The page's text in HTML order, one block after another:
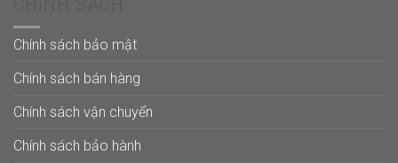
Chính sách bảo mật
Chính sách bán hàng
Chính sách vận chuyển
Chính sách bảo hành